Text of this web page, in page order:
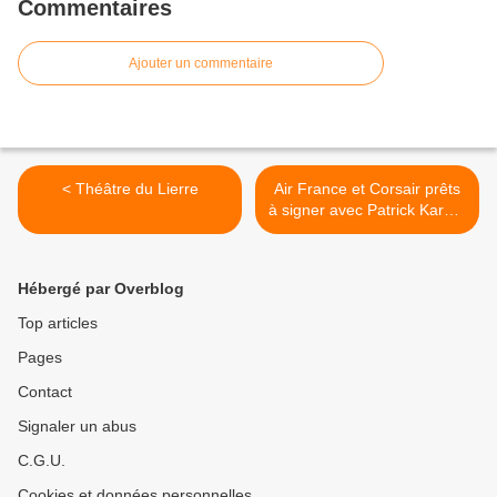
Commentaires
Ajouter un commentaire
< Théâtre du Lierre
Air France et Corsair prêts
à signer avec Patrick Karam
>
Hébergé par Overblog
Top articles
Pages
Contact
Signaler un abus
C.G.U.